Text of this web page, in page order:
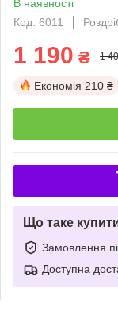
В наявності
Код: 6011
1 190 ₴ 1
Економія 210 ₴
Що таке
Замовлення
Доступна